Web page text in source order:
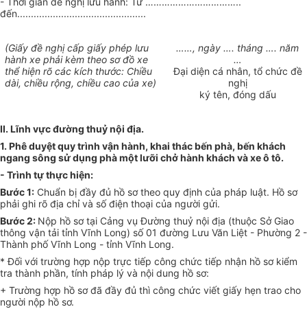
đến...............................................
(Giấy đề nghị cấp giấy phép lưu
hành xe phải kèm theo sơ đồ xe
thể hiện rõ các kích thước: Chiều
dài, chiều rộng, chiều cao của xe)
……, ngày …. tháng …. năm
…
Đại diện cá nhân, tổ chức đề
nghị
ký tên, đóng dấu
II. Lĩnh vực đường thuỷ nội địa.
1. Phê duyệt quy trình vận hành, khai thác bến phà, bến khách
ngang sông sử dụng phà một lưỡi chở hành khách và xe ô tô.
- Trình tự thực hiện:
Bước 1: Chuẩn bị đầy đủ hồ sơ theo quy định của pháp luật. Hồ sơ
phải ghi rõ địa chỉ và số điện thoại của người gửi.
Bước 2: Nộp hồ sơ tại Cảng vụ Đường thuỷ nội địa (thuộc Sở Giao
thông vận tải tỉnh Vĩnh Long) số 01 đường Lưu Văn Liệt - Phường 2 -
Thành phố Vĩnh Long - tỉnh Vĩnh Long.
* Đối với trường hợp nộp trực tiếp công chức tiếp nhận hồ sơ kiểm
tra thành phần, tính pháp lý và nội dung hồ sơ:
+ Trường hợp hồ sơ đã đầy đủ thì công chức viết giấy hẹn trao cho
người nộp hồ sơ.